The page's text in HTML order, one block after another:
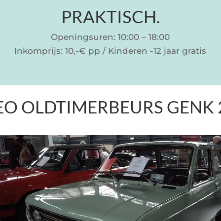
PRAKTISCH.
Openingsuren: 10:00 – 18:00
Inkomprijs: 10,-€ pp / Kinderen -12 jaar gratis
OLDTIMERBEURS GENK